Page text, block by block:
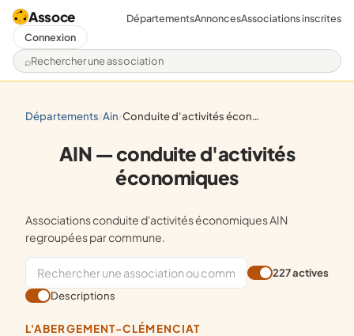
Assoce
Rechercher une association
DépartementsAnnoncesAssociations inscrites
Connexion
départements/ ain/ conduite d'activités économiques
AIN — conduite d'activités
économiques
Associations conduite d'activités économiques AIN
regroupées par commune.
227 actives
Descriptions
L'ABERGEMENT-CLÉMENCIAT